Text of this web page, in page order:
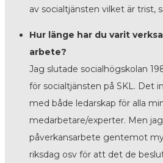
av socialtjänsten vilket är trist,
Hur länge har du varit
arbete?
Jag slutade socialhögskolan
för socialtjänsten på SKL. Det
med både ledarskap för alla
medarbetare/experter. Men
påverkansarbete gentemot
riksdag osv för att det de